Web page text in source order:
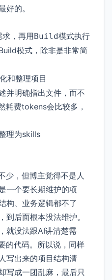
好的。
求，再用Build模式执行
模式，除非是非常简
和整理项目
并明确指出文件，而不
耗费tokens会比较多，
理为skills
少，但博主觉得不是人
一个要长期维护的项
构、业务逻辑都不了
到后面根本没法维护。
就没法跟AI讲清楚需
的代码。所以说，同样
写出来的项目结构清
写成一团乱麻，最后只